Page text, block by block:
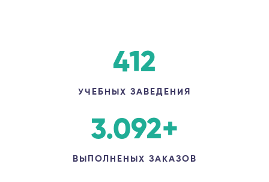
412
УЧЕБНЫХ ЗАВЕДЕНИЯ
3.092+
ВЫПОЛНЕНЫХ ЗАКАЗОВ